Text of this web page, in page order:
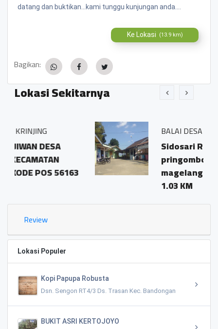
datang dan buktikan...kami tunggu kunjungan anda....
Ke Lokasi (13.9 km)
Bagikan:
Lokasi Sekitarnya
BALAI DESA PRINGOMBO
Sidosari Rt/Rw 01/01
pringombo tempuran
magelang.56161
Review
Lokasi Populer
Kopi Papupa Robusta
Dsn. Sengon RT4/3 Ds. Trasan Kec. Bandongan
BUKIT ASRI KERTOJOYO